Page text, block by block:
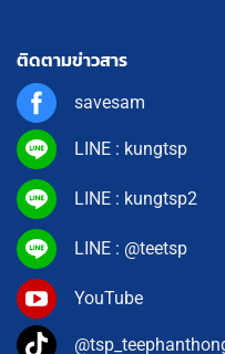
ติดตามข่าวสาร
savesam
LINE : kungtsp
LINE : kungtsp2
LINE : @teetsp
YouTube